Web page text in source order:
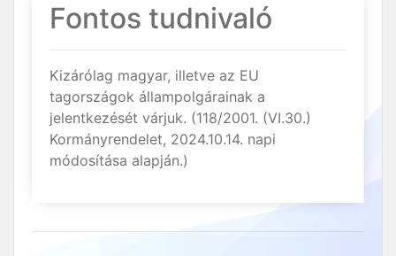
Fontos tudnivaló
Kizárólag magyar, illetve az EU
tagországok állampolgárainak a
jelentkezését várjuk. (118/2001. (VI.30.)
Kormányrendelet, 2024.10.14. napi
módosítása alapján.)